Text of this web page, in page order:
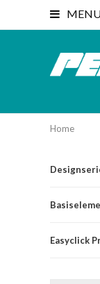
Home
Easyclick